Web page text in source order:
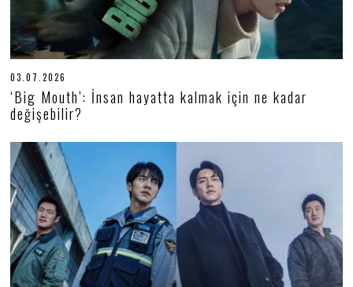
03.07.2026
6
.
0
0
2
6
‘Big Mouth’: İnsan hayatta kalmak için ne kadar
değişebilir?